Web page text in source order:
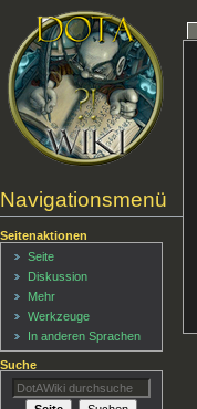
Navigationsmenü
Seitenaktionen
Seite
Diskussion
Mehr
Werkzeuge
In anderen Sprachen
Suche